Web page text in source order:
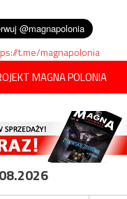
t.me/magnapolonia
MAGNA POLONIA